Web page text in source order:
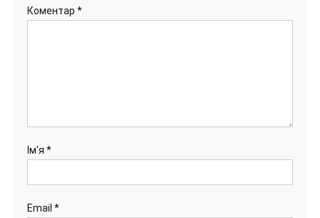
Коментар *
Ім'я *
Email *